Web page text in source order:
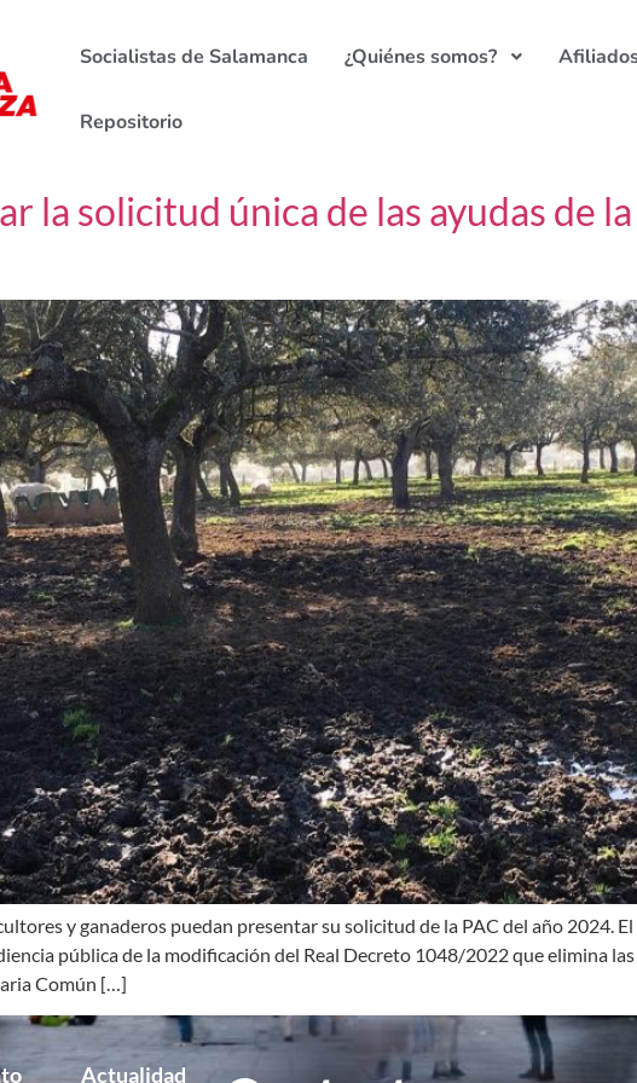
Socialistas de Salamanca ¿Quiénes somos?
Repositorio
la solicitud única de las ayudas de
y ganaderos puedan presentar su solicitud de la PAC del año 2024.
pública de la modificación del Real Decreto 1048/2022 que elimina
Común […]
Actualidad